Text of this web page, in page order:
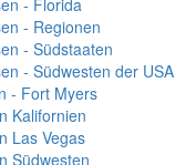
- Florida
- Regionen
- Südstaaten
- Südwesten der USA
- Fort Myers
Kalifornien
Las Vegas
Südwesten